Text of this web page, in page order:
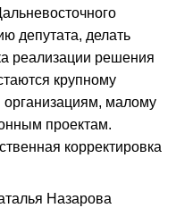
депутата, делать
реализации решения
крупному
малому
проектам.
корректировка
Назарова